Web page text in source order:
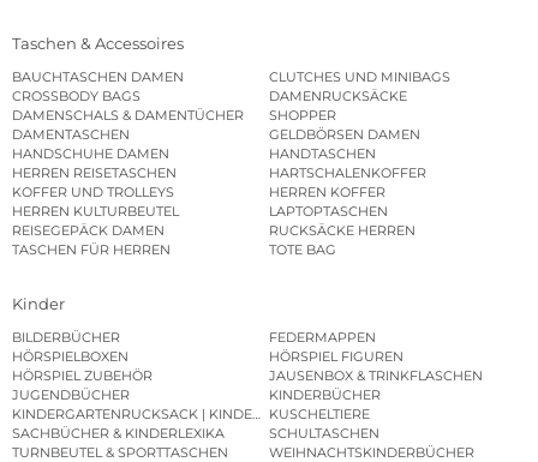
Taschen & Accessoires
BAUCHTASCHEN DAMEN
CLUTCHES UND MINIBAGS
CROSSBODY BAGS
DAMENRUCKSÄCKE
DAMENSCHALS & DAMENTÜCHER
SHOPPER
DAMENTASCHEN
GELDBÖRSEN DAMEN
HANDSCHUHE DAMEN
HANDTASCHEN
HERREN REISETASCHEN
HARTSCHALENKOFFER
KOFFER UND TROLLEYS
HERREN KOFFER
HERREN KULTURBEUTEL
LAPTOPTASCHEN
REISEGEPÄCK DAMEN
RUCKSÄCKE HERREN
TASCHEN FÜR HERREN
TOTE BAG
Kinder
BILDERBÜCHER
FEDERMAPPEN
HÖRSPIELBOXEN
HÖRSPIEL FIGUREN
HÖRSPIEL ZUBEHÖR
JAUSENBOX & TRINKFLASCHEN
JUGENDBÜCHER
KINDERBÜCHER
KINDERGARTENRUCKSACK | KINDERGARTENBEUTEL
KUSCHELTIERE
SACHBÜCHER & KINDERLEXIKA
SCHULTASCHEN
TURNBEUTEL & SPORTTASCHEN
WEIHNACHTSKINDERBÜCHER